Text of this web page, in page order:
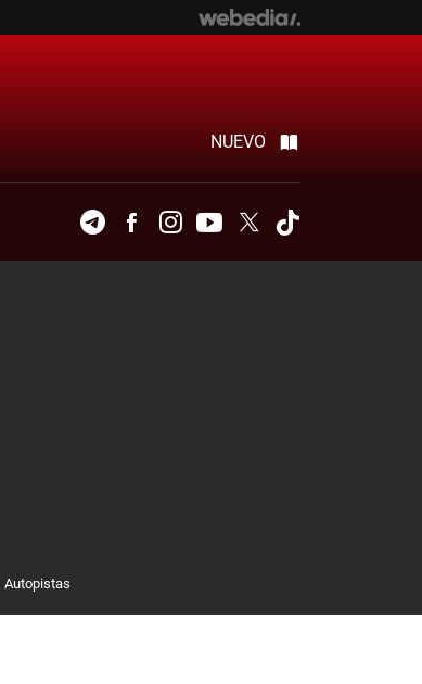
NUEVO
TelegramFacebookInstagramYoutubeTwitter
Autopistas